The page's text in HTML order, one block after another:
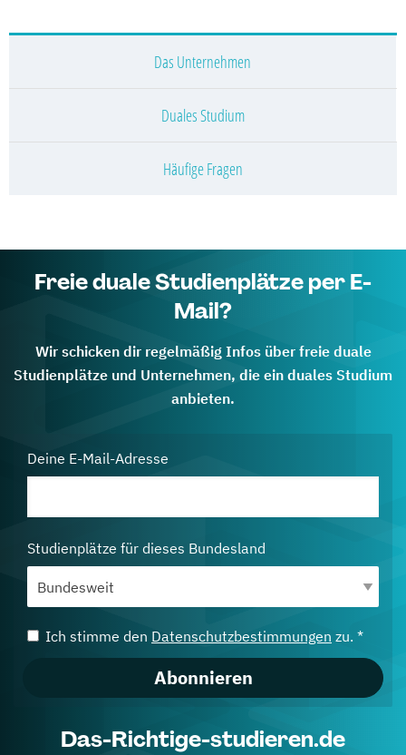
Das Unternehmen
Duales Studium
Häufige Fragen
Freie duale Studienplätze per E-
Mail?
Wir schicken dir regelmäßig Infos über freie duale
Studienplätze und Unternehmen, die ein duales Studium
anbieten.
Deine E-Mail-Adresse
Studienplätze für dieses Bundesland
Ich stimme den Datenschutzbestimmungen zu. *
Abonnieren
Das-Richtige-studieren.de